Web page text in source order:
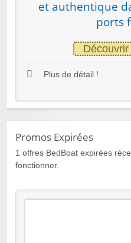
et authentique
ports
Plus de détail !
Promos Expirées
1 offres BedBoat expirées
fonctionner.